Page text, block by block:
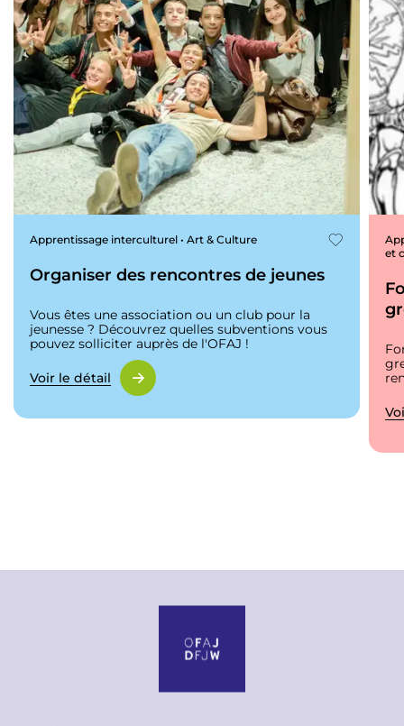
Apprentissage interculturel • Art & Culture
Organiser des rencontres de jeunes
Vous êtes une association ou un club pour la
jeunesse ? Découvrez quelles subventions vous
pouvez solliciter auprès de l'OFAJ !
Voir le détail
et